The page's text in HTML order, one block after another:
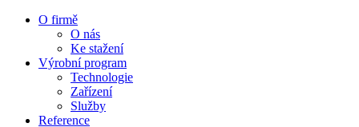
O firmě
O nás
Ke stažení
Výrobní program
Technologie
Zařízení
Služby
Reference